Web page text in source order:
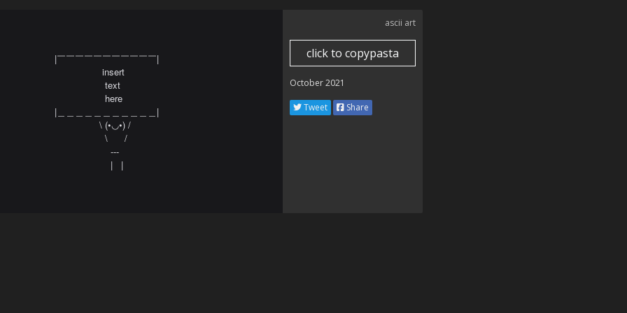
|￣￣￣￣￣￣￣￣￣￣￣|
                 insert
                  text
                  here
|＿＿＿＿＿＿＿＿＿＿＿|
                \ (•◡•) /
                  \      /
                    ---
                    |   |
ascii art
click to copypasta
October 2021
Tweet Share